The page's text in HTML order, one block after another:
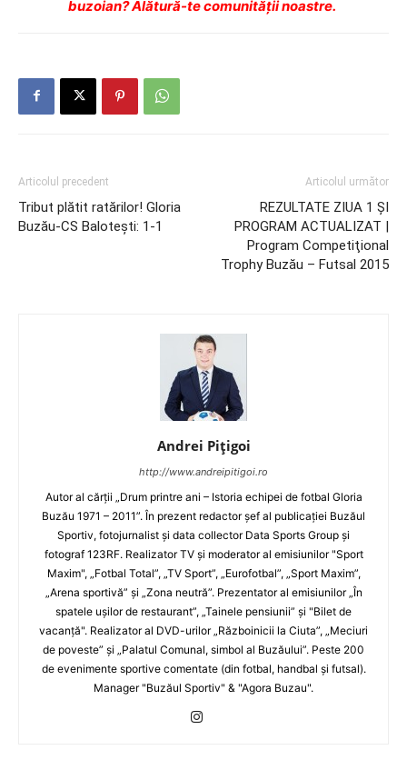
buzoian? Alătură-te comunității noastre.
Articolul precedent
Tribut plătit ratărilor! Gloria
Buzău-CS Baloteşti: 1-1
Articolul următor
REZULTATE ZIUA 1 ŞI
PROGRAM ACTUALIZAT |
Program Competiţional
Trophy Buzău – Futsal 2015
Andrei Pițigoi
http://www.andreipitigoi.ro
Autor al cărţii „Drum printre ani – Istoria echipei de fotbal Gloria
Buzău 1971 – 2011”. În prezent redactor şef al publicaţiei Buzăul
Sportiv, fotojurnalist şi data collector Data Sports Group şi
fotograf 123RF. Realizator TV şi moderator al emisiunilor "Sport
Maxim", „Fotbal Total”, „TV Sport”, „Eurofotbal”, „Sport Maxim”,
„Arena sportivă” şi „Zona neutră”. Prezentator al emisiunilor „În
spatele uşilor de restaurant”, „Tainele pensiunii” şi "Bilet de
vacanţă". Realizator al DVD-urilor „Războinicii la Ciuta”, „Meciuri
de poveste” şi „Palatul Comunal, simbol al Buzăului”. Peste 200
de evenimente sportive comentate (din fotbal, handbal şi futsal).
Manager "Buzăul Sportiv" & "Agora Buzau".